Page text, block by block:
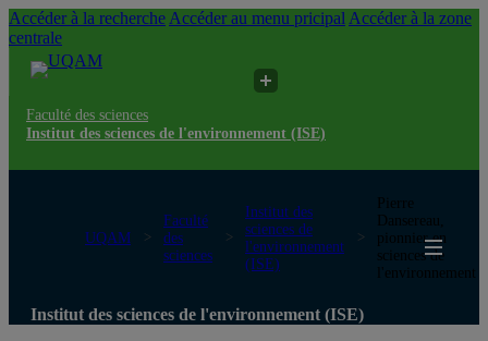
Accéder à la recherche Accéder au menu pricipal Accéder à la zone
centrale
Faculté des sciences
Institut des sciences de l'environnement (ISE)
UQAM
Faculté
des
sciences
Institut des
sciences de
l'environnement
(ISE)
Pierre
Dansereau,
pionnier en
sciences de
l'environnement
Institut des sciences de l'environnement (ISE)